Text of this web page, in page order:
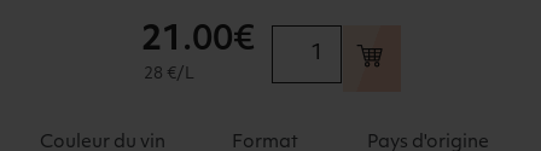
21 .00€
28 €/L
Couleur du vin Format Pays d'origine